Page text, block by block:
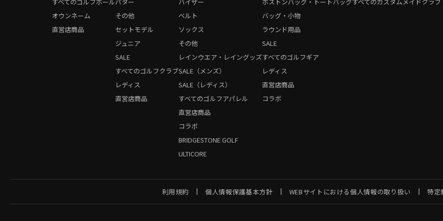
オウンネーム
直営店商品
レディス
直営店商品
その他
セットモデル
ジュニア
SALE
すべてのゴルフクラブ
直営店商品
コラボ
BRIDGESTONE GOLF
ULTICORE
ベルト
ソックス
その他
レインウエア・レイングッズ
SALE（メンズ）
SALE（レディス）
すべてのゴルフアパレル
レディス
直営店商品
コラボ
バッグ・小物
ラウンド用品
SALE
すべてのゴルフギア
利用規約 個人情報保護基本方針 WEBサイトにおける個人情報の取り扱い 特定